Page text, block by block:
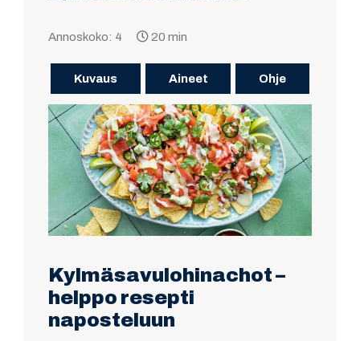
Annoskoko: 4 20 min
Kuvaus Aineet Ohje
Kylmäsavulohinachot –
helppo resepti
naposteluun